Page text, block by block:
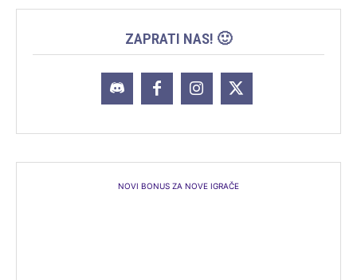
ZAPRATI NAS! 🙂
NOVI BONUS ZA NOVE IGRAČE